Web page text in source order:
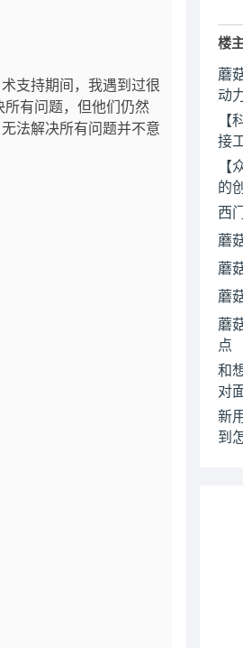
支持期间，我遇到过很
有问题，但他们仍然
法解决所有问题并不意
楼
蘑
动
【
接
【
的
西
蘑
蘑
蘑
蘑
点
和
对
新
到